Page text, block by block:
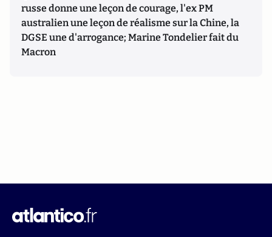
russe donne une leçon de courage, l'ex PM
australien une leçon de réalisme sur la Chine, la
DGSE une d'arrogance; Marine Tondelier fait du
Macron